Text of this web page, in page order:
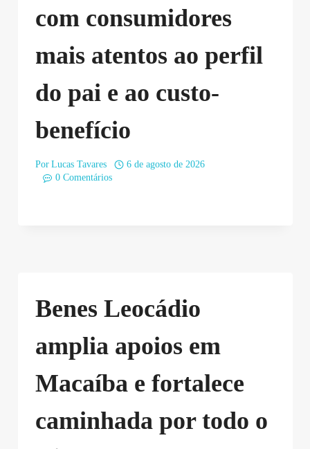
com consumidores
mais atentos ao perfil
do pai e ao custo-
benefício
Por Lucas Tavares
6 de agosto de 2026
0 Comentários
Benes Leocádio
amplia apoios em
Macaíba e fortalece
caminhada por todo o